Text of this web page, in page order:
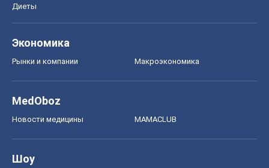
Диеты
Экономика
Рынки и компании Mакроэкономика
MedOboz
Новости медицины MAMACLUB
Шоу